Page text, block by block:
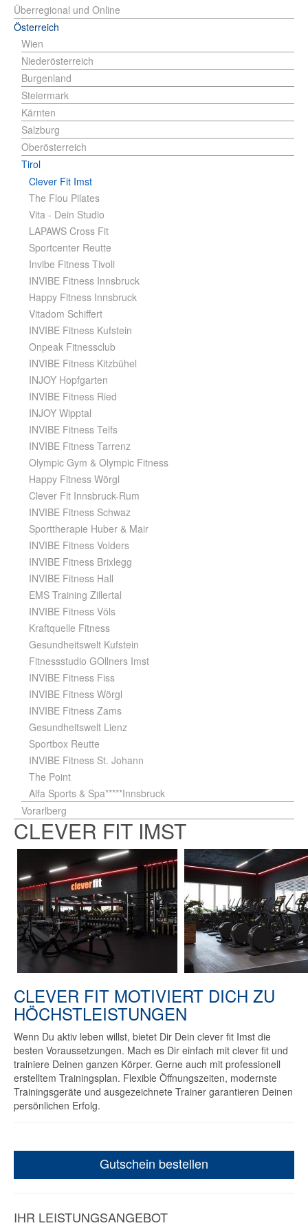
Überregional und Online
Österreich
Wien
Niederösterreich
Burgenland
Steiermark
Kärnten
Salzburg
Oberösterreich
Tirol
Clever Fit Imst
The Flou Pilates
Vita - Dein Studio
LAPAWS Cross Fit
Sportcenter Reutte
Invibe Fitness Tivoli
INVIBE Fitness Innsbruck
Happy Fitness Innsbruck
Vitadom Schiffert
INVIBE Fitness Kufstein
Onpeak Fitnessclub
INVIBE Fitness Kitzbühel
INJOY Hopfgarten
INVIBE Fitness Ried
INJOY Wipptal
INVIBE Fitness Telfs
INVIBE Fitness Tarrenz
Olympic Gym & Olympic Fitness
Happy Fitness Wörgl
Clever Fit Innsbruck-Rum
INVIBE Fitness Schwaz
Sporttherapie Huber & Mair
INVIBE Fitness Volders
INVIBE Fitness Brixlegg
INVIBE Fitness Hall
EMS Training Zillertal
INVIBE Fitness Völs
Kraftquelle Fitness
Gesundheitswelt Kufstein
Fitnessstudio GOllners Imst
INVIBE Fitness Fiss
INVIBE Fitness Wörgl
INVIBE Fitness Zams
Gesundheitswelt Lienz
Sportbox Reutte
INVIBE Fitness St. Johann
The Point
Alfa Sports & Spa*****Innsbruck
Vorarlberg
CLEVER FIT IMST
CLEVER FIT MOTIVIERT DICH ZU
HÖCHSTLEISTUNGEN
Wenn Du aktiv leben willst, bietet Dir Dein clever fit Imst die
besten Voraussetzungen. Mach es Dir einfach mit clever fit und
trainiere Deinen ganzen Körper. Gerne auch mit professionell
erstelltem Trainingsplan. Flexible Öffnungszeiten, modernste
Trainingsgeräte und ausgezeichnete Trainer garantieren Deinen
persönlichen Erfolg.
Gutschein bestellen
IHR LEISTUNGSANGEBOT